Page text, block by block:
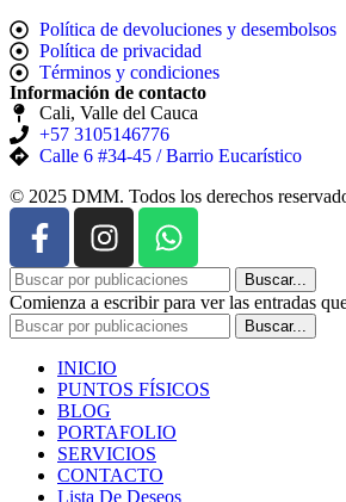
Política de devoluciones y desembolsos
Política de privacidad
Términos y condiciones
Información de contacto
Cali, Valle del Cauca
+57 3105146776
Calle 6 #34-45 / Barrio Eucarístico
© 2025 DMM. Todos los derechos
Buscar...
Comienza a escribir para ver las entradas
Buscar...
INICIO
PUNTOS FÍSICOS
BLOG
PORTAFOLIO
SERVICIOS
CONTACTO
Lista De Deseos